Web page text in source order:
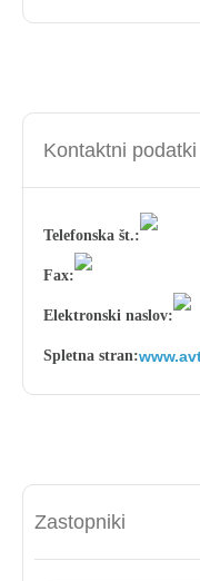
Kontaktni podatki
Telefonska št.:
Fax:
Elektronski naslov:
Spletna stran:
Zastopniki